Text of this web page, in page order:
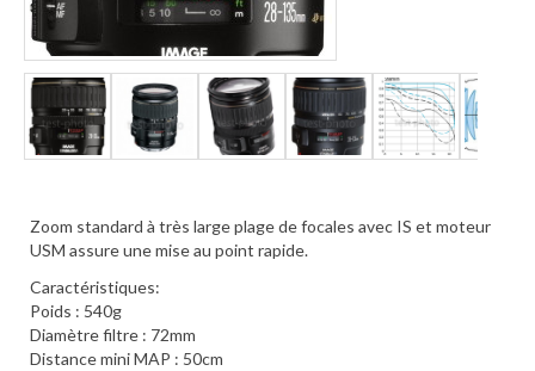
Zoom standard à très large plage de focales avec IS et moteur
USM assure une mise au point rapide.
Caractéristiques:
Poids : 540g
Diamètre filtre : 72mm
Distance mini MAP : 50cm